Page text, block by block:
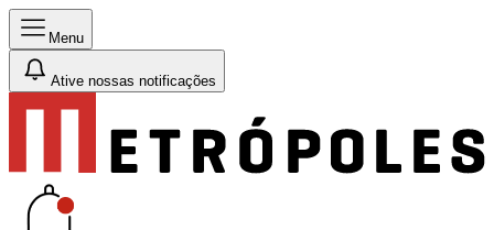
Menu
Ative nossas notificações